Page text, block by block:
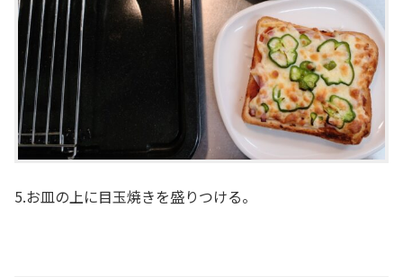
5.お皿の上に目玉焼きを盛りつける。